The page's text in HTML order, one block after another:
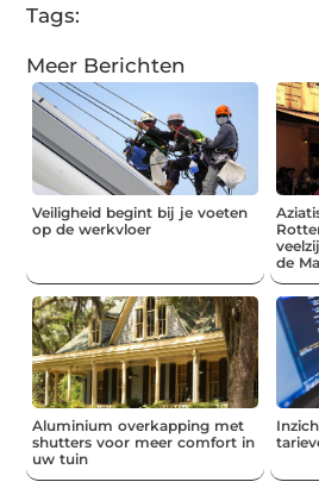
Tags:
Meer Berichten
Veiligheid begint bij je voeten
op de werkvloer
de
Aluminium overkapping met
shutters voor meer comfort in
uw tuin